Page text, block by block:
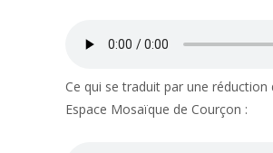
Ce qui se traduit par une
Espace Mosaïque de Courçon :